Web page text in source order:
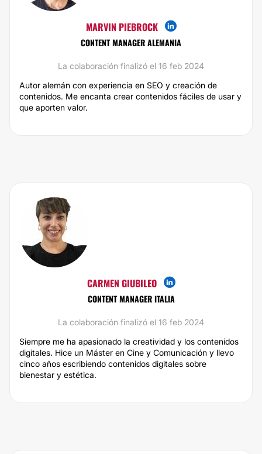
MARVIN PIEBROCK
CONTENT MANAGER ALEMANIA
La colaboración finalizó el 16 feb 2024
Autor alemán con experiencia en SEO y creación de
contenidos. Me encanta crear contenidos fáciles de usar y
que aporten valor.
CARMEN GIUBILEO
CONTENT MANAGER ITALIA
La colaboración finalizó el 16 feb 2024
Siempre me ha apasionado la creatividad y los contenidos
digitales. Hice un Máster en Cine y Comunicación y llevo
cinco años escribiendo contenidos digitales sobre
bienestar y estética.